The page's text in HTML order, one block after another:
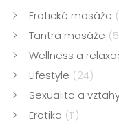
Erotické masáže
Tantra masáže
Wellness a
Lifestyle (24)
Sexualita a
Erotika (11)